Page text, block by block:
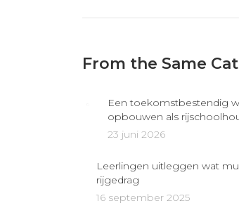
From the Same
Een toekomstbestendig
opbouwen als
23 juni 2026
Leerlingen uitleggen wat
rijgedrag
16 september 2025